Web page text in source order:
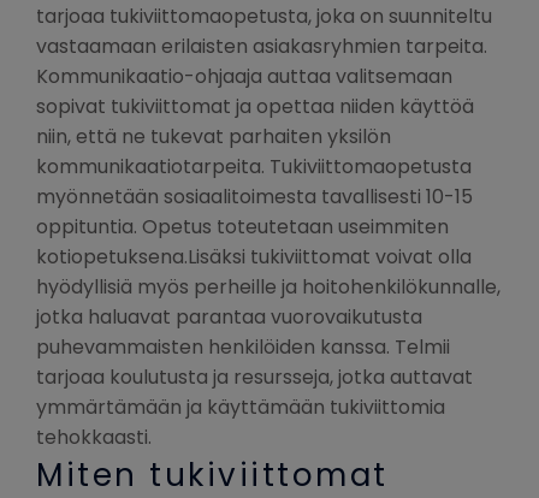
tarjoaa tukiviittomaopetusta, joka on suunniteltu
vastaamaan erilaisten asiakasryhmien tarpeita.
Kommunikaatio-ohjaaja auttaa valitsemaan
sopivat tukiviittomat ja opettaa niiden käyttöä
niin, että ne tukevat parhaiten yksilön
kommunikaatiotarpeita. Tukiviittomaopetusta
myönnetään sosiaalitoimesta tavallisesti 10-15
oppituntia. Opetus toteutetaan useimmiten
kotiopetuksena.Lisäksi tukiviittomat voivat olla
hyödyllisiä myös perheille ja hoitohenkilökunnalle,
jotka haluavat parantaa vuorovaikutusta
puhevammaisten henkilöiden kanssa. Telmii
tarjoaa koulutusta ja resursseja, jotka auttavat
ymmärtämään ja käyttämään tukiviittomia
tehokkaasti.
Miten tukiviittomat